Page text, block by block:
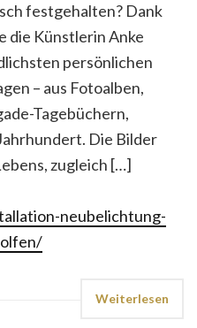
festgehalten? Dank
die Künstlerin Anke
persönlichen
– aus Fotoalben,
Tagebüchern,
Die Bilder
zugleich […]
neubelichtung-
Weiterlesen